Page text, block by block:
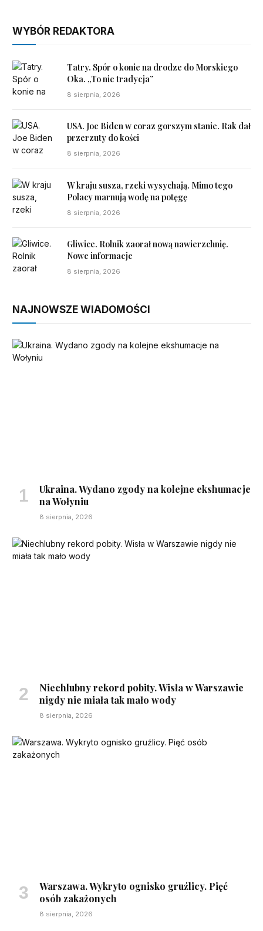
WYBÓR REDAKTORA
Tatry. Spór o konie na drodze do Morskiego
Oka. „To nie tradycja”
8 sierpnia, 2026
USA. Joe Biden w coraz gorszym stanie. Rak dał
przerzuty do kości
8 sierpnia, 2026
W kraju susza, rzeki wysychają. Mimo tego
Polacy marnują wodę na potęgę
8 sierpnia, 2026
Gliwice. Rolnik zaorał nową nawierzchnię.
Nowe informacje
8 sierpnia, 2026
NAJNOWSZE WIADOMOŚCI
Ukraina. Wydano zgody na kolejne ekshumacje
na Wołyniu
8 sierpnia, 2026
Niechlubny rekord pobity. Wisła w Warszawie
nigdy nie miała tak mało wody
8 sierpnia, 2026
Warszawa. Wykryto ognisko gruźlicy. Pięć
osób zakażonych
8 sierpnia, 2026